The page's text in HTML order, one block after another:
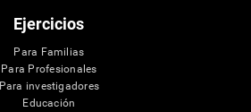
Ejercicios
Para Familias
Para Profesionales
Para investigadores
Educación